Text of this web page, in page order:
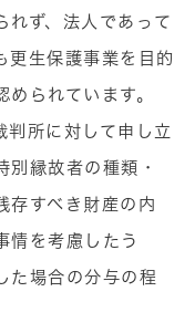
ず、法人であって
更生保護事業を目的
られています。
所に対して申し立
別縁故者の種類・
存すべき財産の内
情を考慮したう
た場合の分与の程